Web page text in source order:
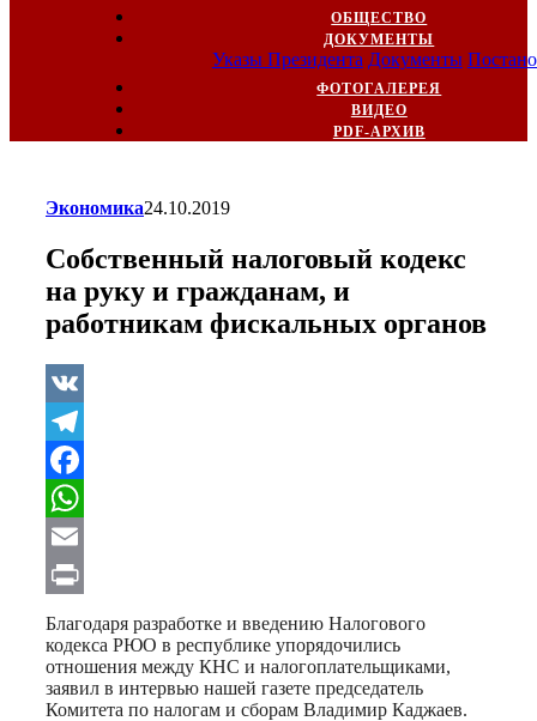
ОБЩЕСТВО
ДОКУМЕНТЫ
Указы Президента Документы
ФОТОГАЛЕРЕЯ
ВИДЕО
PDF-АРХИВ
Экономика24.10.2019
Собственный налоговый кодекс
на руку и гражданам, и
работникам фискальных органов
VK
Telegram
Facebook
WhatsApp
Email
Print
Благодаря разработке и введению Налогового
кодекса РЮО в республике упорядочились
отношения между КНС и налогоплательщиками,
заявил в интервью нашей газете председатель
Комитета по налогам и сборам Владимир Каджаев.